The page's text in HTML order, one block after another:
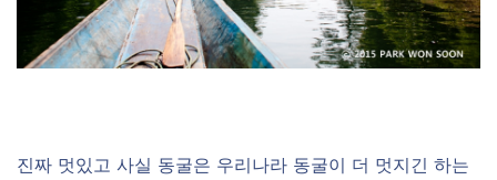
진짜 멋있고 사실 동굴은 우리나라 동굴이 더 멋지긴 하는